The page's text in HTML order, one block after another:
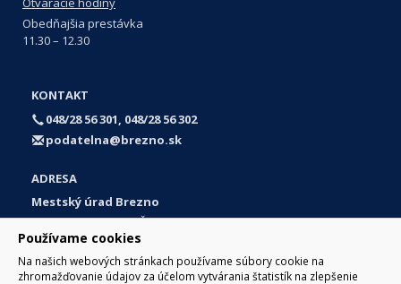
Používame cookies
Na našich webových stránkach používame súbory cookie na
zhromažďovanie údajov za účelom vytvárania štatistík na zlepšenie
Obedňajšia prestávka
11.30 – 12.30
KONTAKT
048/28 56 301, 048/28 56 302
podatelna@brezno.sk
ADRESA
Mestský úrad Brezno
Námestie gen. M. R. Štefánika 1
977 01 Brezno
Slovakia (Slovak Republic)